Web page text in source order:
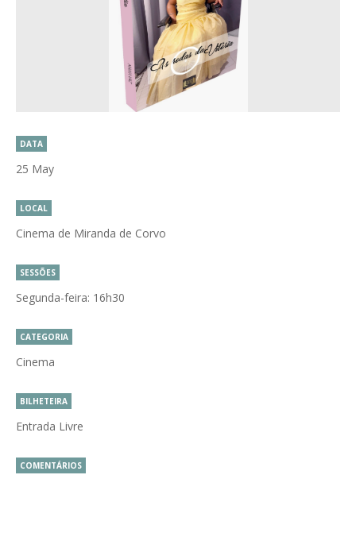
DATA
25 May
LOCAL
Cinema de Miranda de Corvo
SESSÕES
Segunda-feira: 16h30
CATEGORIA
Cinema
BILHETEIRA
Entrada Livre
COMENTÁRIOS